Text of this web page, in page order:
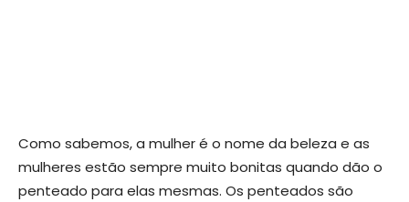
Como sabemos, a mulher é o nome da beleza e as
mulheres estão sempre muito bonitas quando dão o
penteado para elas mesmas. Os penteados são